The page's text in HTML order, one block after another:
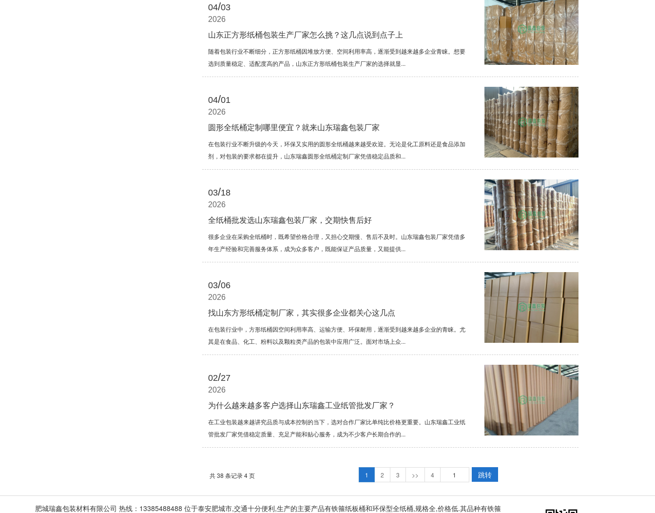
04/03
2026
山东正方形纸桶包装生产厂家怎么挑？这几点说到点子上
随着包装行业不断细分，正方形纸桶因堆放方便、空间利用率高，逐渐受到越来越多企业青睐。想要
选到质量稳定、适配度高的产品，山东正方形纸桶包装生产厂家的选择就显...
04/01
2026
圆形全纸桶定制哪里便宜？就来山东瑞鑫包装厂家
在包装行业不断升级的今天，环保又实用的圆形全纸桶越来越受欢迎。无论是化工原料还是食品添加
剂，对包装的要求都在提升，山东瑞鑫圆形全纸桶定制厂家凭借稳定品质和...
03/18
2026
全纸桶批发选山东瑞鑫包装厂家，交期快售后好
很多企业在采购全纸桶时，既希望价格合理，又担心交期慢、售后不及时。山东瑞鑫包装厂家凭借多
年生产经验和完善服务体系，成为众多客户，既能保证产品质量，又能提供...
03/06
2026
找山东方形纸桶定制厂家，其实很多企业都关心这几点
在包装行业中，方形纸桶因空间利用率高、运输方便、环保耐用，逐渐受到越来越多企业的青睐。尤
其是在食品、化工、粉料以及颗粒类产品的包装中应用广泛。面对市场上众...
02/27
2026
为什么越来越多客户选择山东瑞鑫工业纸管批发厂家？
在工业包装越来越讲究品质与成本控制的当下，选对合作厂家比单纯比价格更重要。山东瑞鑫工业纸
管批发厂家凭借稳定质量、充足产能和贴心服务，成为不少客户长期合作的...
共 38 条记录 4 页 1 2 3 >> 4 跳转
肥城瑞鑫包装材料有限公司 热线：13385488488 位于泰安肥城市,交通十分便利,生产的主要产品有铁箍纸板桶和环保型全纸桶,规格全,价格低.其品种有铁箍